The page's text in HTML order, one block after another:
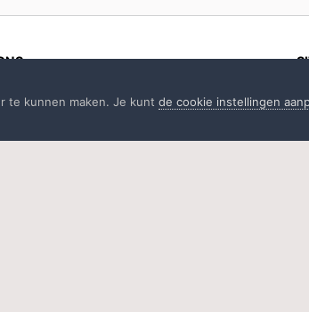
2006. Ons team geeft via het forum
te kunnen maken. Je kuntde cookie instellingen